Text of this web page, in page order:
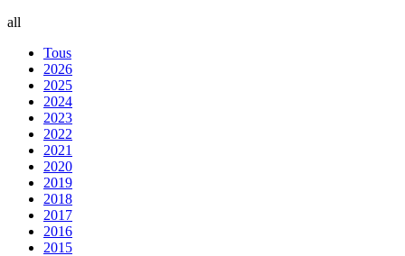
all
Tous
2026
2025
2024
2023
2022
2021
2020
2019
2018
2017
2016
2015